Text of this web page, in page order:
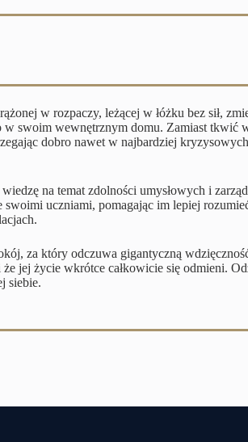
w rozpaczy, leżącej w łóżku bez sił,
w swoim wewnętrznym domu. Zamiast tkwić
dobro nawet w najbardziej
na temat zdolności umysłowych i
uczniami, pomagając im lepiej
za który odczuwa gigantyczną
jej życie wkrótce całkowicie się odmieni.
siebie.